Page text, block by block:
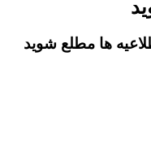
ها مطلع شوید